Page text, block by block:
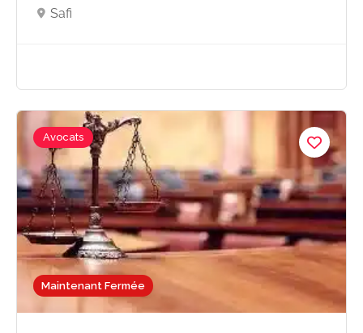
Safi
Maintenant Fermée
Avocats